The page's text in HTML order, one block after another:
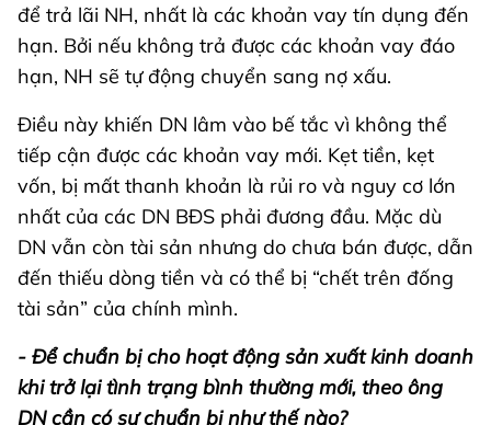
để trả lãi NH, nhất là các khoản vay tín dụng đến
hạn. Bởi nếu không trả được các khoản vay đáo
hạn, NH sẽ tự động chuyển sang nợ xấu.
Điều này khiến DN lâm vào bế tắc vì không thể
tiếp cận được các khoản vay mới. Kẹt tiền, kẹt
vốn, bị mất thanh khoản là rủi ro và nguy cơ lớn
nhất của các DN BĐS phải đương đầu. Mặc dù
DN vẫn còn tài sản nhưng do chưa bán được, dẫn
đến thiếu dòng tiền và có thể bị “chết trên đống
tài sản” của chính mình.
- Để chuẩn bị cho hoạt động sản xuất kinh doanh
khi trở lại tình trạng bình thường mới, theo ông
DN cần có sự chuẩn bị như thế nào?